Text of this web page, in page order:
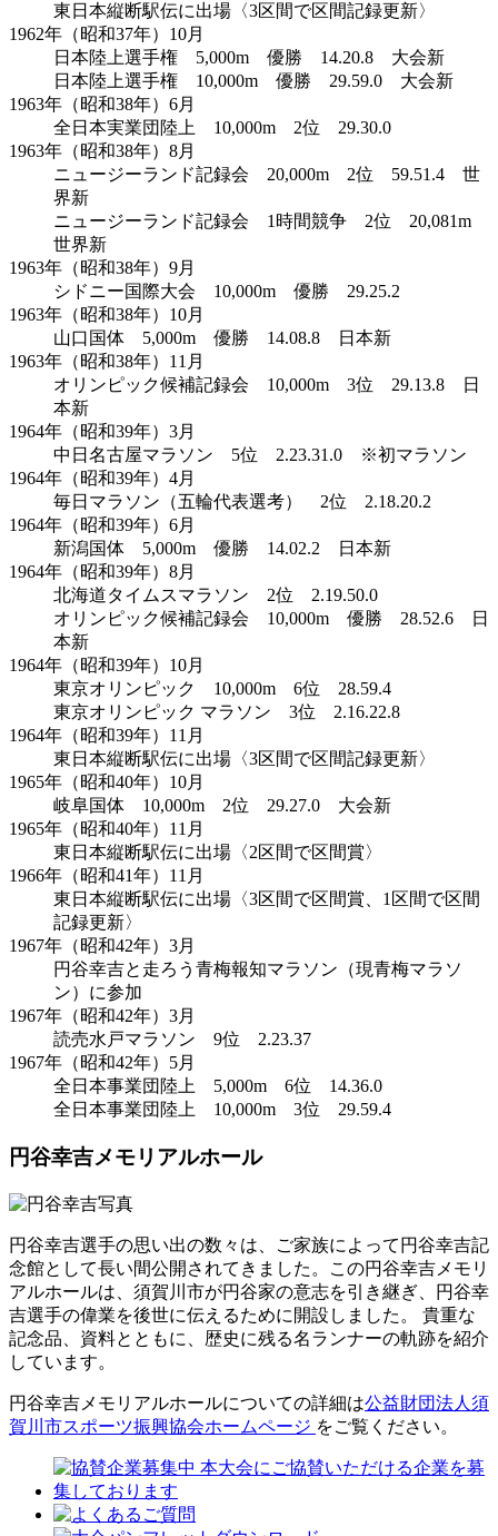
東日本縦断駅伝に出場〈3区間で区間記録更新〉
1962年（昭和37年）10月
日本陸上選手権 5,000m 優勝 14.20.8 大会新
日本陸上選手権 10,000m 優勝 29.59.0 大会新
1963年（昭和38年）6月
全日本実業団陸上 10,000m 2位 29.30.0
1963年（昭和38年）8月
ニュージーランド記録会 20,000m 2位 59.51.4 世
界新
ニュージーランド記録会 1時間競争 2位 20,081m
世界新
1963年（昭和38年）9月
シドニー国際大会 10,000m 優勝 29.25.2
1963年（昭和38年）10月
山口国体 5,000m 優勝 14.08.8 日本新
1963年（昭和38年）11月
オリンピック候補記録会 10,000m 3位 29.13.8 日
本新
1964年（昭和39年）3月
中日名古屋マラソン 5位 2.23.31.0 ※初マラソン
1964年（昭和39年）4月
毎日マラソン（五輪代表選考） 2位 2.18.20.2
1964年（昭和39年）6月
新潟国体 5,000m 優勝 14.02.2 日本新
1964年（昭和39年）8月
北海道タイムスマラソン 2位 2.19.50.0
オリンピック候補記録会 10,000m 優勝 28.52.6 日
本新
1964年（昭和39年）10月
東京オリンピック 10,000m 6位 28.59.4
東京オリンピック マラソン 3位 2.16.22.8
1964年（昭和39年）11月
東日本縦断駅伝に出場〈3区間で区間記録更新〉
1965年（昭和40年）10月
岐阜国体 10,000m 2位 29.27.0 大会新
1965年（昭和40年）11月
東日本縦断駅伝に出場〈2区間で区間賞〉
1966年（昭和41年）11月
東日本縦断駅伝に出場〈3区間で区間賞、1区間で区間
記録更新〉
1967年（昭和42年）3月
円谷幸吉と走ろう青梅報知マラソン（現青梅マラソ
ン）に参加
1967年（昭和42年）3月
読売水戸マラソン 9位 2.23.37
1967年（昭和42年）5月
全日本事業団陸上 5,000m 6位 14.36.0
全日本事業団陸上 10,000m 3位 29.59.4
円谷幸吉メモリアルホール
円谷幸吉選手の思い出の数々は、ご家族によって円谷幸吉記
念館として長い間公開されてきました。この円谷幸吉メモリ
アルホールは、須賀川市が円谷家の意志を引き継ぎ、円谷幸
吉選手の偉業を後世に伝えるために開設しました。 貴重な
記念品、資料とともに、歴史に残る名ランナーの軌跡を紹介
しています。
円谷幸吉メモリアルホールについての詳細は公益財団法人須
賀川市スポーツ振興協会ホームページ をご覧ください。